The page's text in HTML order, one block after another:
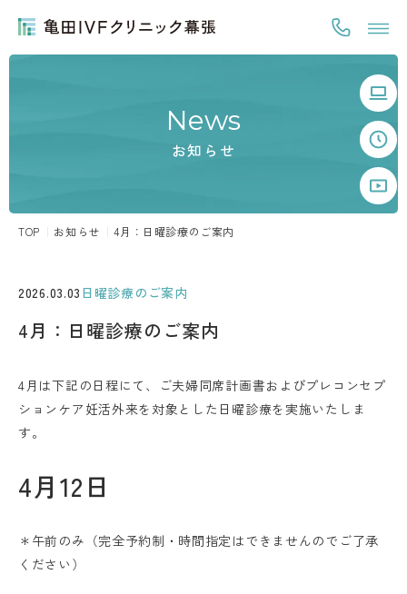
News
お知らせ
TOP お知らせ 4月：日曜診療のご案内
2026.03.03 日曜診療のご案内
4月：日曜診療のご案内
4月は下記の日程にて、ご夫婦同席計画書およびプレコンセプ
ションケア妊活外来を対象とした日曜診療を実施いたしま
す。
4月12日
＊午前のみ（完全予約制・時間指定はできませんのでご了承
ください）